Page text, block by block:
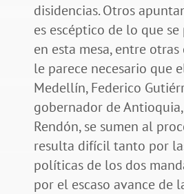
disidencias. Otros
es escéptico de lo que
en esta mesa, entre otras
le parece necesario que
Medellín, Federico
gobernador de
Rendón, se sumen al
resulta difícil tanto por
políticas de los dos
por el escaso avance de